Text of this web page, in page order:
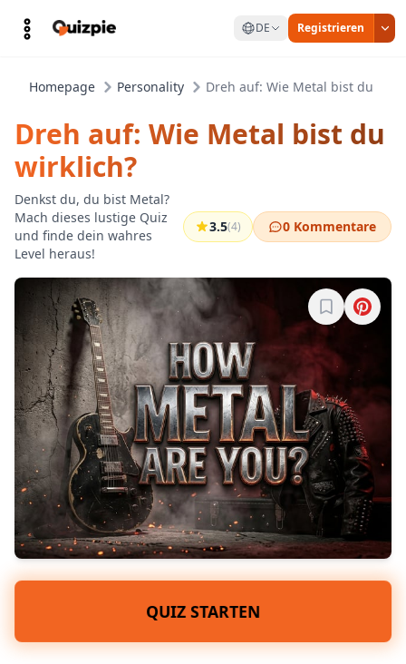
DE Registrieren
Homepage Personality Dreh auf: Wie Metal bist du
Dreh auf: Wie Metal bist du
wirklich?
Denkst du, du bist Metal?
Mach dieses lustige Quiz
und finde dein wahres
Level heraus!
3.5(4) 0 Kommentare
Melde dich
QUIZ STARTEN